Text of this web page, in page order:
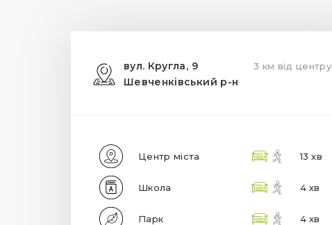
вул. Кругла, 9
Шевченківський р-н
3 км від центру
Центр міста 13 хв
Школа 4 хв
Парк 4 хв